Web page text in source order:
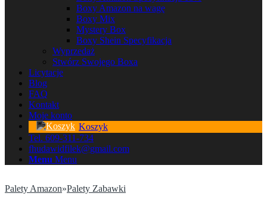
Boxy Amazon na wagę
Boxy Mix
Mystery Box
Boxy Shein Specyfikacja
Wyprzedaż
Stwórz Swojego Boxa
Licytacje
Blog
FAQ
Kontakt
Moje konto
Koszyk
Tel. 609-311-734
fhudawidfilek@gmail.com
Menu Menu
Palety Amazon»Palety Zabawki